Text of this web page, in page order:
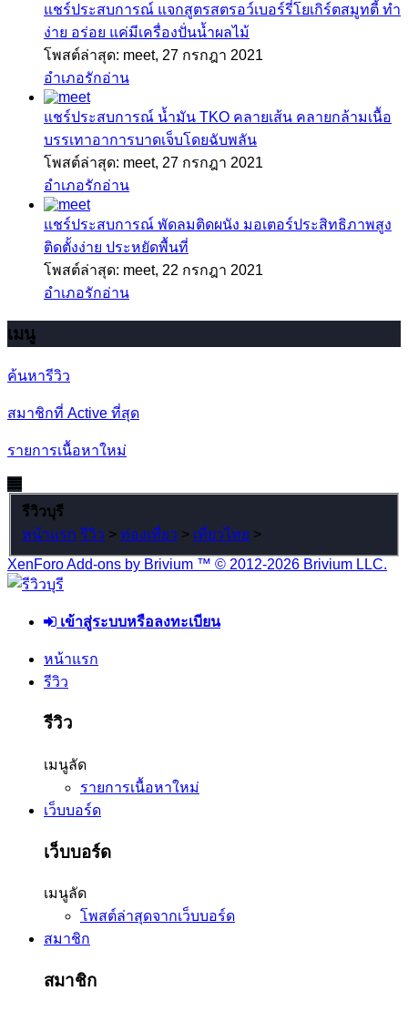
แชร์ประสบการณ์ แจกสูตรสตรอว์เบอร์รี่โยเกิร์ตสมูทตี้ ทำ
ง่าย อร่อย แค่มีเครื่องปั่นน้ำผลไม้
โพสต์ล่าสุด: meet, 27 กรกฎา 2021
อำเภอรักอ่าน
แชร์ประสบการณ์ น้ำมัน TKO คลายเส้น คลายกล้ามเนื้อ
บรรเทาอาการบาดเจ็บโดยฉับพลัน
โพสต์ล่าสุด: meet, 27 กรกฎา 2021
อำเภอรักอ่าน
แชร์ประสบการณ์ พัดลมติดผนัง มอเตอร์ประสิทธิภาพสูง
ติดตั้งง่าย ประหยัดพื้นที่
โพสต์ล่าสุด: meet, 22 กรกฎา 2021
อำเภอรักอ่าน
เมนู
ค้นหารีวิว
สมาชิกที่ Active ที่สุด
รายการเนื้อหาใหม่
รีวิวบุรี
หน้าแรก รีวิว > ท่องเที่ยว > เที่ยวไทย >
XenForo Add-ons by Brivium ™ © 2012-2026 Brivium LLC.
เข้าสู่ระบบหรือลงทะเบียน
หน้าแรก
รีวิว
รีวิว
เมนูลัด
รายการเนื้อหาใหม่
เว็บบอร์ด
เว็บบอร์ด
เมนูลัด
โพสต์ล่าสุดจากเว็บบอร์ด
สมาชิก
สมาชิก